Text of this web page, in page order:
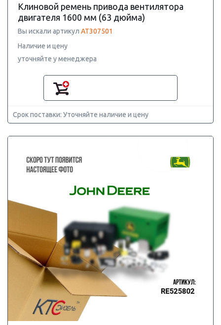
Клиновой ремень привода вентилятора
двигателя 1600 мм (63 дюйма)
Вы искали артикул AT307501
Наличие и цену
уточняйте у менеджера
Срок поставки: Уточняйте наличие и цену